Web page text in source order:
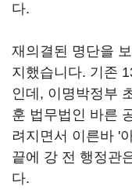
다.
재의결된 명단을
지했습니다. 기존
인데, 이명박정부
훈 법무법인 바른
려지면서 이른바 '
끝에 강 전 행정관
다.